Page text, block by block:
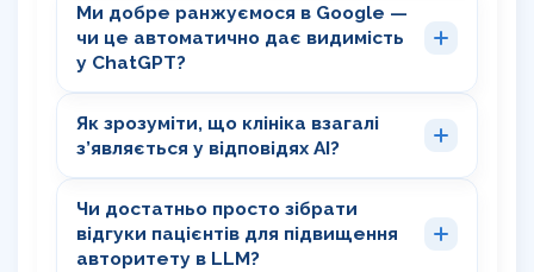
Ми добре ранжуємося в Google —
чи це автоматично дає видимість
у ChatGPT?
Як зрозуміти, що клініка взагалі
з’являється у відповідях AI?
Чи достатньо просто зібрати
відгуки пацієнтів для підвищення
авторитету в LLM?